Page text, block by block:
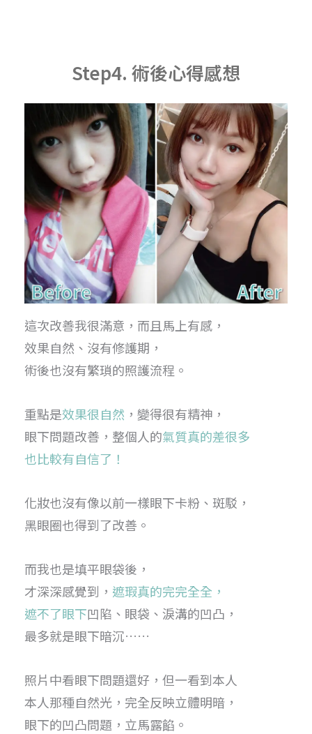
Step4. 術後心得感想
這次改善我很滿意，而且馬上有感，
效果自然、沒有修護期，
術後也沒有繁瑣的照護流程。
重點是效果很自然 ，變得很有精神，
眼下問題改善，整個人的氣質真的差很多
也比較有自信了！
化妝也沒有像以前一樣眼下卡粉、斑駁，
黑眼圈也得到了改善。
而我也是填平眼袋後，
才深深感覺到， 遮瑕真的完完全全，
遮不了眼下凹陷、眼袋、淚溝的凹凸，
最多就是眼下暗沉……
照片中看眼下問題還好，但一看到本人
本人那種自然光，完全反映立體明暗，
眼下的凹凸問題，立馬露餡。